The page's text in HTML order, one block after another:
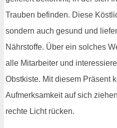
Trauben befinden. Diese
sondern auch gesund und
Nährstoffe. Über ein solches
alle Mitarbeiter und
Obstkiste. Mit diesem Präsent
Aufmerksamkeit auf sich
rechte Licht rücken.